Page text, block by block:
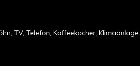
TV, Telefon, Kaffeekocher, Klimaanlage.